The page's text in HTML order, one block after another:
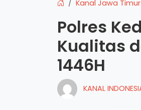
Kanal Jawa Timur
Polres
Kualitas
1446H
KANAL